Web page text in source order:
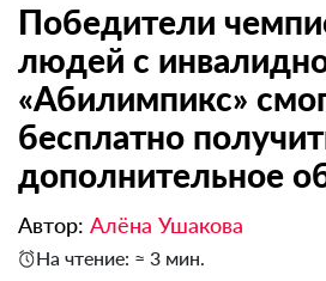
Победители
людей с
«Абилимпикс»
бесплатно
дополнительное
Автор: Алёна Ушакова
На чтение: ≈ 3 мин.